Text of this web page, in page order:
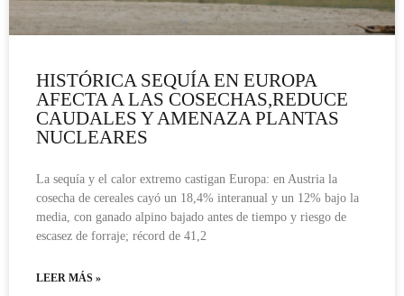
HISTÓRICA SEQUÍA EN EUROPA
AFECTA A LAS COSECHAS,REDUCE
CAUDALES Y AMENAZA PLANTAS
NUCLEARES
La sequía y el calor extremo castigan Europa: en Austria la
cosecha de cereales cayó un 18,4% interanual y un 12% bajo la
media, con ganado alpino bajado antes de tiempo y riesgo de
escasez de forraje; récord de 41,2
LEER MÁS »